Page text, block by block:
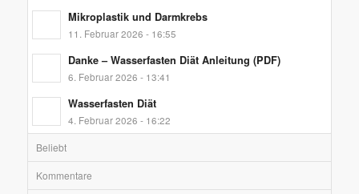
Mikroplastik und Darmkrebs
11. Februar 2026 - 16:55
Danke – Wasserfasten Diät Anleitung (PDF)
6. Februar 2026 - 13:41
Wasserfasten Diät
4. Februar 2026 - 16:22
Beliebt
Kommentare